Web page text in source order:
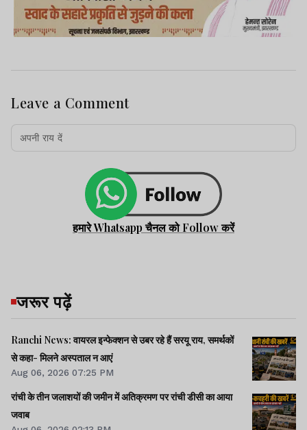
Leave a Comment
हमारे Whatsapp चैनल को Follow करें
जरूर पढ़ें
Ranchi News: वायरल इन्फेक्शन से उबर रहे हैं सरयू राय, समर्थकों
से कहा- मिलने अस्पताल न आएं
Aug 06, 2026 07:25 PM
रांची के तीन जलाशयों की जमीन में अतिक्रमण पर रांची डीसी का आया
जवाब